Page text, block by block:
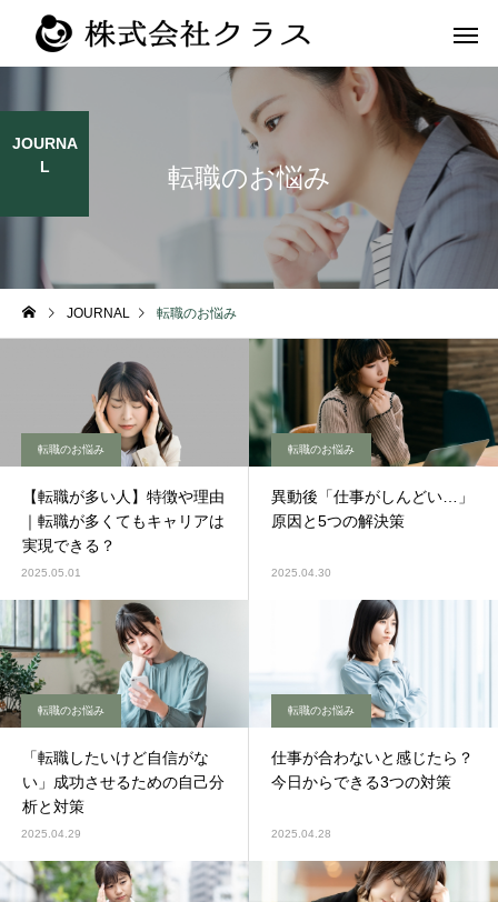
新卒
第二新卒・メ
転職のお悩み
JOURNA
L
JOURNAL 転職のお悩み
転職のお悩み
【転職が多い人】特徴や理由
｜転職が多くてもキャリアは
実現できる？
2025.05.01
転職のお悩み
異動後「仕事がしんどい…」
原因と5つの解決策
2025.04.30
転職のお悩み
「転職したいけど自信がな
い」成功させるための自己分
析と対策
2025.04.29
転職のお悩み
仕事が合わないと感じたら？
今日からできる3つの対策
2025.04.28